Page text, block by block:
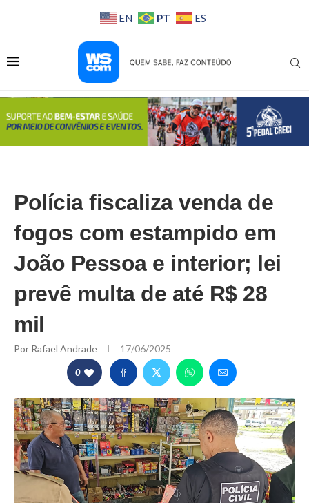
EN PT ES
Polícia fiscaliza venda de
fogos com estampido em
João Pessoa e interior; lei
prevê multa de até R$ 28
mil
Por Rafael Andrade 17/06/2025
0